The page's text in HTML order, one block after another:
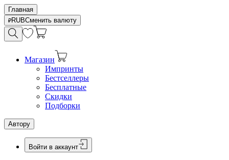
Главная
RUBСменить валюту
Магазин
Импринты
Бестселлеры
Бесплатные
Скидки
Подборки
Автору
Войти в аккаунт